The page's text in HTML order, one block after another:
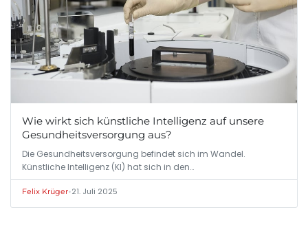
Wie wirkt sich künstliche Intelligenz auf unsere
Gesundheitsversorgung aus?
Die Gesundheitsversorgung befindet sich im Wandel.
Künstliche Intelligenz (KI) hat sich in den…
Felix Krüger•21. Juli 2025